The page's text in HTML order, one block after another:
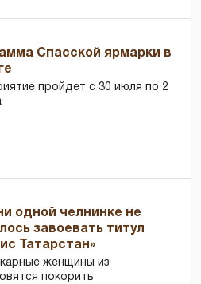
Спасской ярмарки в
пройдет с 30 июля по 2
одной челнинке не
завоевать титул
Татарстан»
женщины из
покорить